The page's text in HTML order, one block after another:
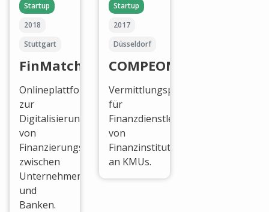
Startup
2018
Stuttgart
FinMatch
Onlineplattform
zur
Digitalisierung
von
Finanzierungsanbahnungen
zwischen
Unternehmen
und
Banken.
Startup
2017
Düsseldorf
COMPEON
Vermittlungsplattform
für
Finanzdienstleistungen
von
Finanzinstitutionen
an KMUs.